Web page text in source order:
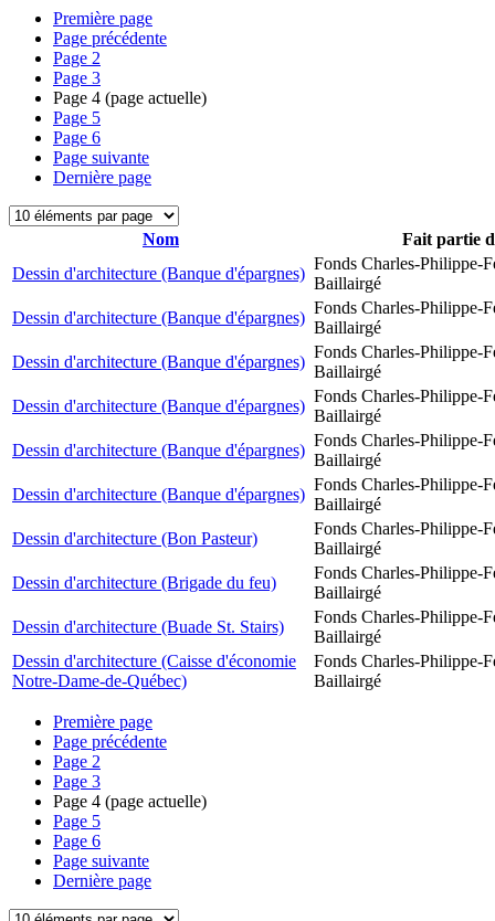
Première page
Page précédente
Page 2
Page 3
Page 4 (page actuelle)
Page 5
Page 6
Page suivante
Dernière page
Nom
Fait partie
Dessin d'architecture (Banque d'épargnes)
Fonds Charles-Philippe-
Baillairgé
Dessin d'architecture (Banque d'épargnes)
Fonds Charles-Philippe-
Baillairgé
Dessin d'architecture (Banque d'épargnes)
Fonds Charles-Philippe-
Baillairgé
Dessin d'architecture (Banque d'épargnes)
Fonds Charles-Philippe-
Baillairgé
Dessin d'architecture (Banque d'épargnes)
Fonds Charles-Philippe-
Baillairgé
Dessin d'architecture (Banque d'épargnes)
Fonds Charles-Philippe-
Baillairgé
Dessin d'architecture (Bon Pasteur)
Fonds Charles-Philippe-
Baillairgé
Dessin d'architecture (Brigade du feu)
Fonds Charles-Philippe-
Baillairgé
Dessin d'architecture (Buade St. Stairs)
Fonds Charles-Philippe-
Baillairgé
Dessin d'architecture (Caisse d'économie
Notre-Dame-de-Québec)
Fonds Charles-Philippe-
Baillairgé
Première page
Page précédente
Page 2
Page 3
Page 4 (page actuelle)
Page 5
Page 6
Page suivante
Dernière page